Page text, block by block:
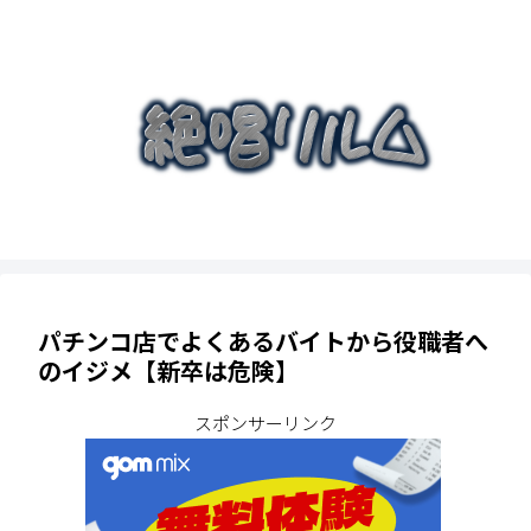
パチンコ店でよくあるバイトから役職者へ
のイジメ【新卒は危険】
スポンサーリンク